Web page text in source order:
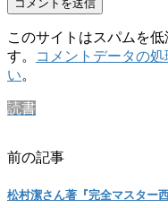
このサイトはスパムを
す。
コメントデータの
い。
読書
前の記事
松村潔さん著『完全マスター